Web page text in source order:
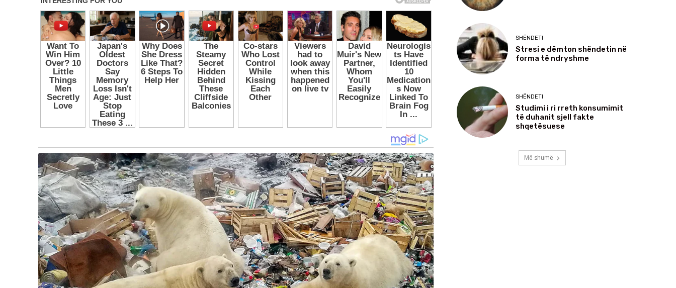
SHËNDETI
Stresi e dëmton shëndetin në
forma të ndryshme
SHËNDETI
Studimi i ri rreth konsumimit
të duhanit sjell fakte
shqetësuese
Më shumë